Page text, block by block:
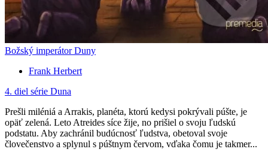
Božský imperátor Duny
Frank Herbert
4. diel série Duna
Prešli miléniá a Arrakis, planéta, ktorú kedysi pokrývali púšte, je
opäť zelená. Leto Atreides síce žije, no prišiel o svoju ľudskú
podstatu. Aby zachránil budúcnosť ľudstva, obetoval svoje
človečenstvo a splynul s púštnym červom, vďaka čomu je takmer...